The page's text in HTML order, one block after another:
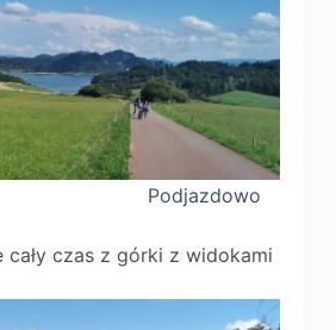
cały czas z górki z widokami